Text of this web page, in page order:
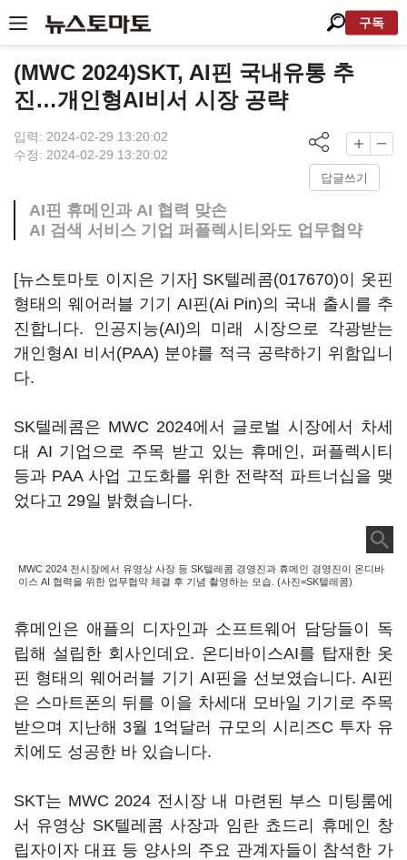
구독
(MWC 2024)SKT, AI핀 국내유통 추
진…개인형AI비서 시장 공략
입력: 2024-02-29 13:20:02
수정: 2024-02-29 13:20:02
답글쓰기
AI핀 휴메인과 AI 협력 맞손
AI 검색 서비스 기업 퍼플렉시티와도 업무협약
[뉴스토마토 이지은 기자] SK텔레콤(017670)이 옷핀
형태의 웨어러블 기기 AI핀(Ai Pin)의 국내 출시를 추
진합니다. 인공지능(AI)의 미래 시장으로 각광받는
개인형AI 비서(PAA) 분야를 적극 공략하기 위함입니
다.
SK텔레콤은 MWC 2024에서 글로벌 시장에서 차세
대 AI 기업으로 주목 받고 있는 휴메인, 퍼플렉시티
등과 PAA 사업 고도화를 위한 전략적 파트너십을 맺
었다고 29일 밝혔습니다.
MWC 2024 전시장에서 유영상 사장 등 SK텔레콤 경영진과 휴메인 경영진이 온디바
이스 AI 협력을 위한 업무협약 체결 후 기념 촬영하는 모습. (사진=SK텔레콤)
휴메인은 애플의 디자인과 소프트웨어 담당들이 독
립해 설립한 회사인데요. 온디바이스AI를 탑재한 옷
핀 형태의 웨어러블 기기 AI핀을 선보였습니다. AI핀
은 스마트폰의 뒤를 이을 차세대 모바일 기기로 주목
받으며 지난해 3월 1억달러 규모의 시리즈C 투자 유
치에도 성공한 바 있습니다.
SKT는 MWC 2024 전시장 내 마련된 부스 미팅룸에
서 유영상 SK텔레콤 사장과 임란 쵸드리 휴메인 창
립자이자 대표 등 양사의 주요 관계자들이 참석한 가